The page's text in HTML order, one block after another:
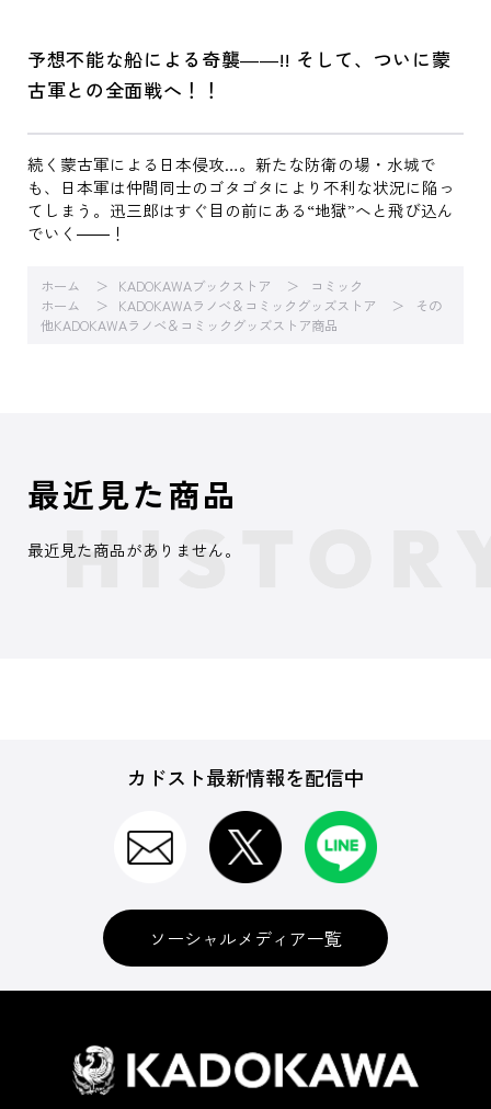
予想不能な船による奇襲――!! そして、ついに蒙
古軍との全面戦へ！！
続く蒙古軍による日本侵攻…。新たな防衛の場・水城で
も、日本軍は仲間同士のゴタゴタにより不利な状況に陥っ
てしまう。迅三郎はすぐ目の前にある“地獄”へと飛び込ん
でいく――！
ホーム KADOKAWAブックストア
コミック
ホーム
KADOKAWAラノベ＆コミックグッズストア
その
他KADOKAWAラノベ＆コミックグッズストア商品
最近見た商品
最近見た商品がありません。
カドスト最新情報を配信中
ソーシャルメディア一覧